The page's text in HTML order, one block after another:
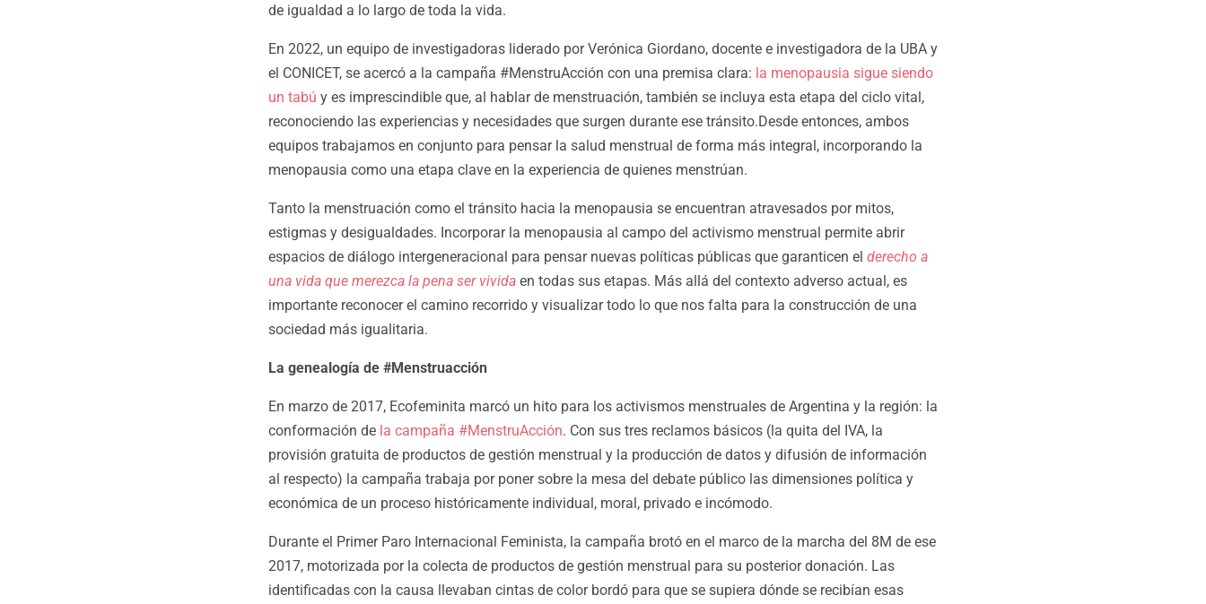
de igualdad a lo largo de toda la vida.
En 2022, un equipo de investigadoras liderado por Verónica Giordano, docente e investigadora de la UBA y
el CONICET, se acercó a la campaña #MenstruAcción con una premisa clara: la menopausia sigue siendo
un tabú y es imprescindible que, al hablar de menstruación, también se incluya esta etapa del ciclo vital,
reconociendo las experiencias y necesidades que surgen durante ese tránsito.Desde entonces, ambos
equipos trabajamos en conjunto para pensar la salud menstrual de forma más integral, incorporando la
menopausia como una etapa clave en la experiencia de quienes menstrúan.
Tanto la menstruación como el tránsito hacia la menopausia se encuentran atravesados por mitos,
estigmas y desigualdades. Incorporar la menopausia al campo del activismo menstrual permite abrir
espacios de diálogo intergeneracional para pensar nuevas políticas públicas que garanticen el derecho a
una vida que merezca la pena ser vividaen todas sus etapas. Más allá del contexto adverso actual, es
importante reconocer el camino recorrido y visualizar todo lo que nos falta para la construcción de una
sociedad más igualitaria.
La genealogía de #Menstruacción
En marzo de 2017, Ecofeminita marcó un hito para los activismos menstruales de Argentina y la región: la
conformación de la campaña #MenstruAcción. Con sus tres reclamos básicos (la quita del IVA, la
provisión gratuita de productos de gestión menstrual y la producción de datos y difusión de información
al respecto) la campaña trabaja por poner sobre la mesa del debate público las dimensiones política y
económica de un proceso históricamente individual, moral, privado e incómodo.
Durante el Primer Paro Internacional Feminista, la campaña brotó en el marco de la marcha del 8M de ese
2017, motorizada por la colecta de productos de gestión menstrual para su posterior donación. Las
identificadas con la causa llevaban cintas de color bordó para que se supiera dónde se recibían esas